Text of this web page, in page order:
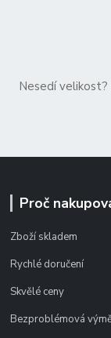
Nesedí velikost?
Proč
Zboží skladem
Rychlé doručení
Skvělé ceny
Bezproblémová